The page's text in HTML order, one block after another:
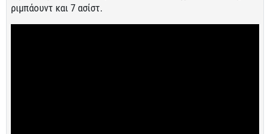
ριμπάουντ και 7 ασίστ.